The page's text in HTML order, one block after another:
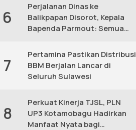
6
Perjalanan Dinas ke
Balikpapan Disorot, Kepala
Bapenda Parmout: Semua
7
Pertamina Pastikan Distribusi
BBM Berjalan Lancar di
Seluruh Sulawesi
8
Perkuat Kinerja TJSL, PLN
UP3 Kotamobagu Hadirkan
Manfaat Nyata bagi